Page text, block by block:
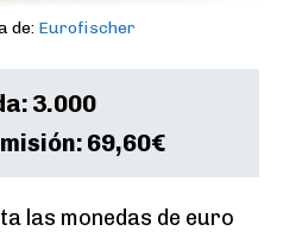
de: Eurofischer
3.000
69,60€
las monedas de euro